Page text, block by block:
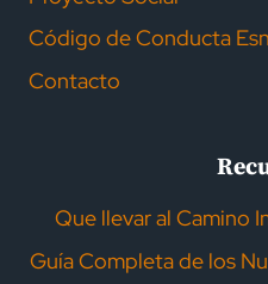
Código de Conducta
Contacto
Que llevar al Camino
Guía Completa de los